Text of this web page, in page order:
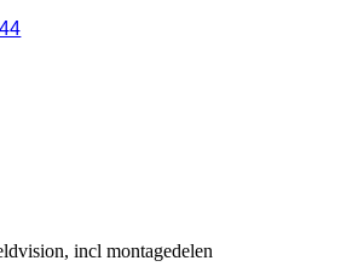
incl montagedelen